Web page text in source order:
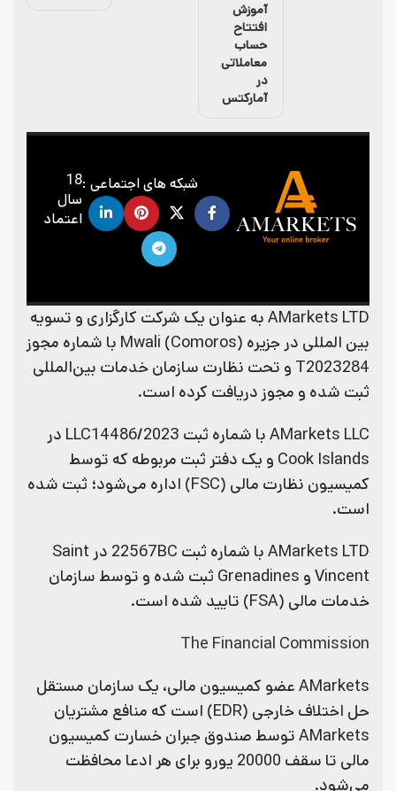
آموزش
افتتاح
حساب
معاملاتی
در
آمارکتس
شبکه های اجتماعی :18
سال
اعتماد
AMarkets LTD به عنوان یک شرکت کارگزاری و تسویه
بین المللی در جزیره (Mwali (Comoros با شماره مجوز
T2023284 و تحت نظارت سازمان خدمات بین‌المللی
ثبت شده و مجوز دریافت کرده است.
AMarkets LLC با شماره ثبت LLC14486/2023 در
Cook Islands و یک دفتر ثبت مربوطه که توسط
کمیسیون نظارت مالی (FSC) اداره می‌شود؛ ثبت شده
است.
AMarkets LTD با شماره ثبت 22567BC در Saint
Vincent و Grenadines ثبت شده و توسط سازمان
خدمات مالی (FSA) تایید شده است.
The Financial Commission
AMarkets عضو کمیسیون مالی، یک سازمان مستقل
حل اختلاف خارجی (EDR) است که منافع مشتریان
AMarkets توسط صندوق جبران خسارت کمیسیون
مالی تا سقف 20000 یورو برای هر ادعا محافظت
می‌شود.